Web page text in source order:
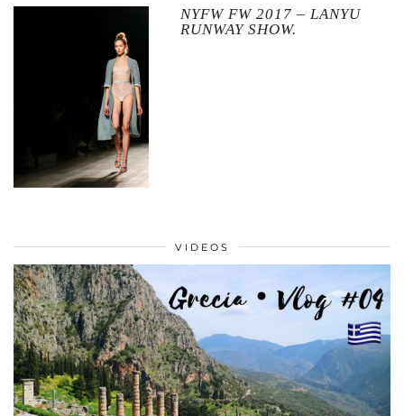
NYFW FW 2017 – LANYU
RUNWAY SHOW.
VIDEOS